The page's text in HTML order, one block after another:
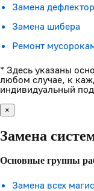
Замена
Замена шибера
Ремонт
* Здесь указаны
любом случае, к
индивидуальный
×
Замена
Основные группы
Замена всех